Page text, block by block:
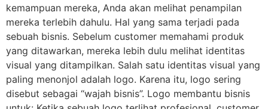
kemampuan mereka, Anda akan melihat penampilan
mereka terlebih dahulu. Hal yang sama terjadi pada
sebuah bisnis. Sebelum customer memahami produk
yang ditawarkan, mereka lebih dulu melihat identitas
visual yang ditampilkan. Salah satu identitas visual yang
paling menonjol adalah logo. Karena itu, logo sering
disebut sebagai “wajah bisnis”. Logo membantu bisnis